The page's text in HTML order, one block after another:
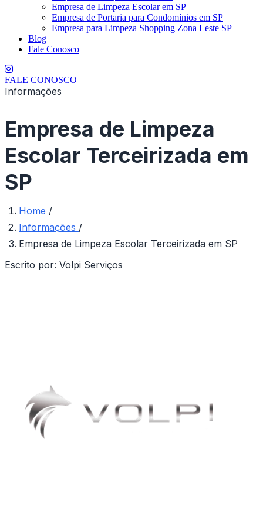
Empresa de Limpeza Escolar em SP
Empresa de Portaria para Condomínios em SP
Empresa para Limpeza Shopping Zona Leste SP
Blog
Fale Conosco
FALE CONOSCO
Informações
Empresa de Limpeza
Escolar Terceirizada em
SP
Home /
Informações /
Empresa de Limpeza Escolar Terceirizada em SP
Escrito por: Volpi Serviços